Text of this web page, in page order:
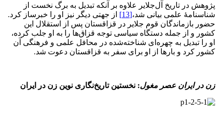
پژوهش در تاریخ آل‌جلایر علاوه بر آنکه تبدیل به برگ نخست از
شناسنامۀ علمی بیانی شد،[13]
از جهتی دیگر نیز او را خبرساز کرد.
حضور بازماندگان قوم جلایر در قزاقستان پس از استقلال این
کشور و از جمله دستگاه سیاسی توجه قزاق‌ها را به او جلب کرده،
او را تبدیل به چهره‌ای شناخته‌شده در محافل علمی و فرهنگی آن
کشور کرد و بارها از او برای سفر به قزاقستان دعوت شد.
زن در ایران عصر مغول: نخستین تاریخنگاری نوین زن در ایران